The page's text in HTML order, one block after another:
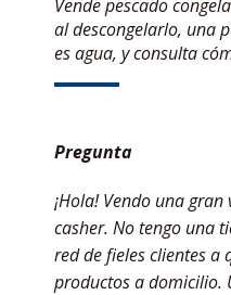
Vende pescado
al descongelarlo, una
es agua, y consulta
Pregunta
¡Hola! Vendo una
casher. No tengo una
red de fieles clientes a
productos a domicilio.